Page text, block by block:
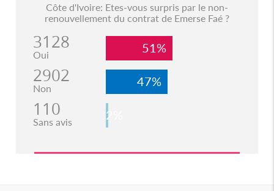
Côte d'Ivoire: Etes-vous surpris par le non-
renouvellement du contrat de Emerse Faé ?
3128
Oui 51%
2902
Non 47%
110
Sans avis 2%